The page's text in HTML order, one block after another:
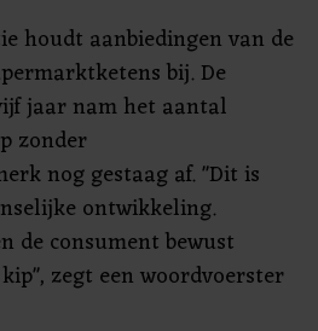
houdt aanbiedingen van de
bij. De
jaar nam het aantal
zonder
nog gestaag af. "Dit is
ontwikkeling.
de consument bewust
zegt een woordvoerster